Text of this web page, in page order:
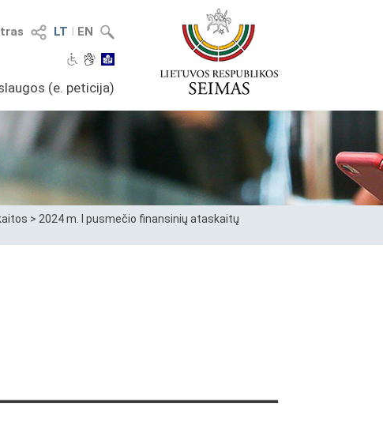
LT I EN
(e. peticija)
> 2024 m. I pusmečio finansinių ataskaitų